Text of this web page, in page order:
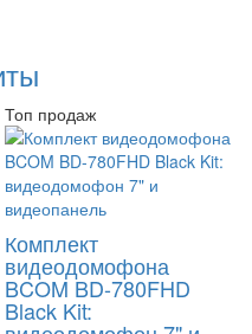
Топ продаж
Комплект
видеодомофона
BCOM BD-780FHD
Black Kit: